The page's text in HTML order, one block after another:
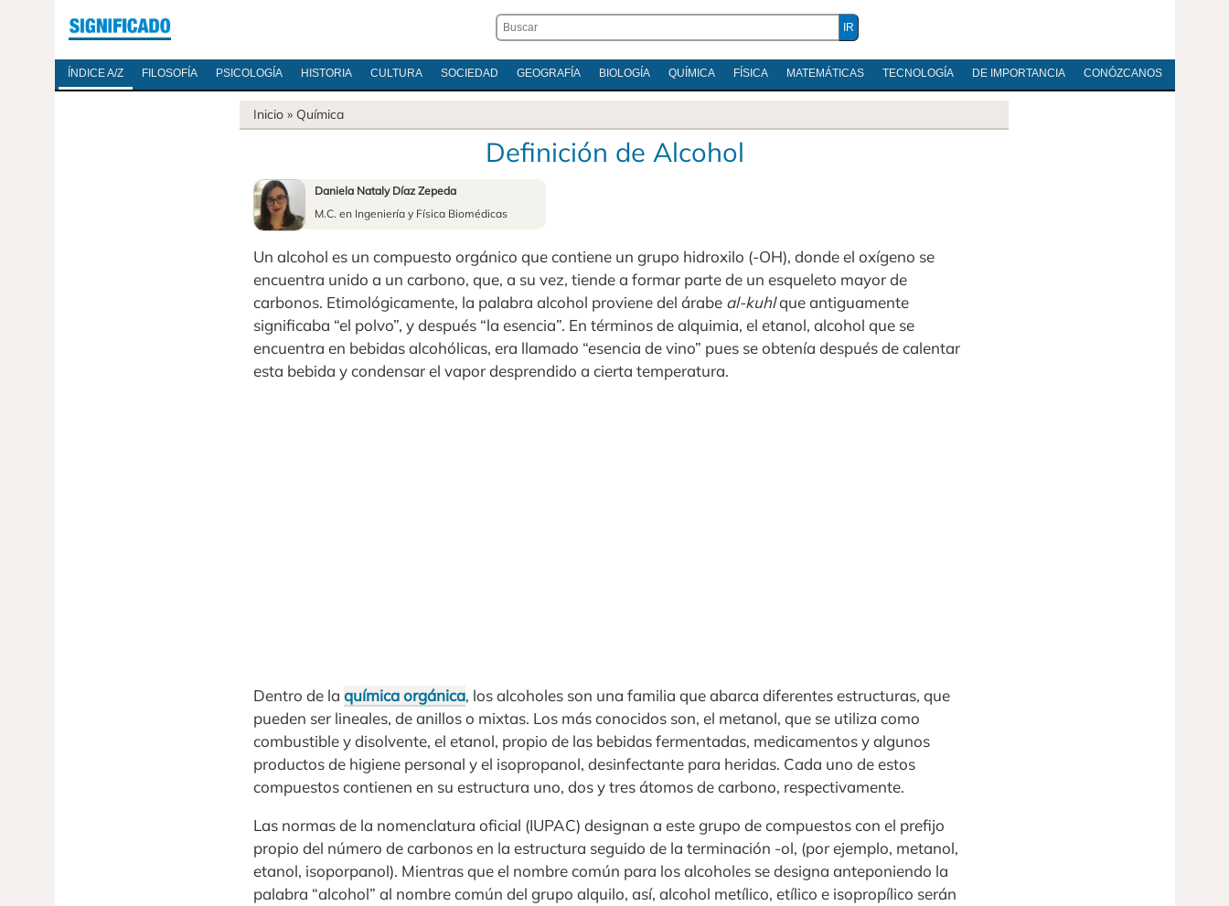
ÍNDICE A/Z FILOSOFÍA PSICOLOGÍA HISTORIA CULTURA SOCIEDAD GEOGRAFÍA BIOLOGÍA QUÍMICA FÍSICA MATEMÁTICAS TECNOLOGÍA DE IMPORTANCIA CONÓZCANOS
Inicio » Química
Definición de Alcohol
Daniela Nataly Díaz Zepeda
M.C. en Ingeniería y Física Biomédicas
Un alcohol es un compuesto orgánico que contiene un grupo hidroxilo (-OH), donde el oxígeno se
encuentra unido a un carbono, que, a su vez, tiende a formar parte de un esqueleto mayor de
carbonos. Etimológicamente, la palabra alcohol proviene del árabe al-kuhlque antiguamente
significaba “el polvo”, y después “la esencia”. En términos de alquimia, el etanol, alcohol que se
encuentra en bebidas alcohólicas, era llamado “esencia de vino” pues se obtenía después de calentar
esta bebida y condensar el vapor desprendido a cierta temperatura.
Dentro de la química orgánica, los alcoholes son una familia que abarca diferentes estructuras, que
pueden ser lineales, de anillos o mixtas. Los más conocidos son, el metanol, que se utiliza como
combustible y disolvente, el etanol, propio de las bebidas fermentadas, medicamentos y algunos
productos de higiene personal y el isopropanol, desinfectante para heridas. Cada uno de estos
compuestos contienen en su estructura uno, dos y tres átomos de carbono, respectivamente.
Las normas de la nomenclatura oficial (IUPAC) designan a este grupo de compuestos con el prefijo
propio del número de carbonos en la estructura seguido de la terminación -ol, (por ejemplo, metanol,
etanol, isoporpanol). Mientras que el nombre común para los alcoholes se designa anteponiendo la
palabra “alcohol” al nombre común del grupo alquilo, así, alcohol metílico, etílico e isopropílico serán